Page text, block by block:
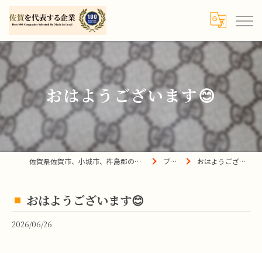
おはようございます😊
佐賀県佐賀市、小城市、杵島郡の買取は宝の蔵へ ブログ おはようございます😊
おはようございます😊
2026/06/26